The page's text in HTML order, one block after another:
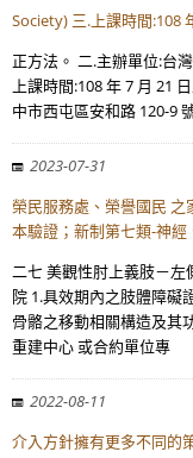
Society) 三.上課時間:108
正方法。 二.主辦單位:台
上課時間:108 年 7 月 21
中市西屯區安和路 120-9
2023-07-31
榮民服務處、榮譽國民 之
本驗證；新制第七類-神
二七 美觀性肘上義肢－左
院 1.具效期內之肢體障礙
骨骼之移動相關構造及其
重建中心 或合約單位專
2022-08-11
介入方針擁有更多不同的